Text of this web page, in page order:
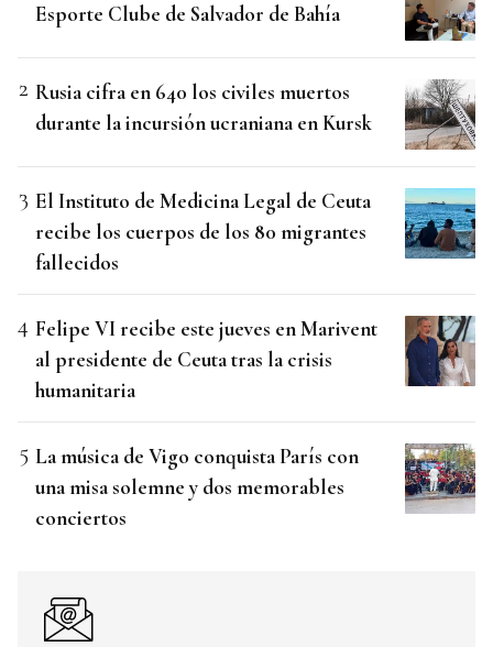
Esporte Clube de Salvador de Bahía
Rusia cifra en 640 los civiles muertos
durante la incursión ucraniana en Kursk
El Instituto de Medicina Legal de Ceuta
recibe los cuerpos de los 80 migrantes
fallecidos
Felipe VI recibe este jueves en Marivent
al presidente de Ceuta tras la crisis
humanitaria
La música de Vigo conquista París con
una misa solemne y dos memorables
conciertos